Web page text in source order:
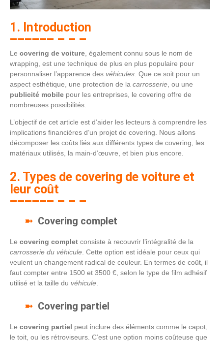
1. Introduction
Le covering de voiture , également connu sous le nom de
wrapping, est une technique de plus en plus populaire pour
personnaliser l’apparence des véhicules . Que ce soit pour un
aspect esthétique, une protection de la carrosserie , ou une
publicité mobile pour les entreprises, le covering offre de
nombreuses possibilités.
L’objectif de cet article est d’aider les lecteurs à comprendre les
implications financières d’un projet de covering. Nous allons
décomposer les coûts liés aux différents types de covering, les
matériaux utilisés, la main-d’œuvre, et bien plus encore.
2. Types de covering de voiture et
leur coût
Covering complet
Le covering complet consiste à recouvrir l’intégralité de la
carrosserie du véhicule . Cette option est idéale pour ceux qui
veulent un changement radical de couleur. En termes de coût, il
faut compter entre 1500 et 3500 €, selon le type de film adhésif
utilisé et la taille du véhicule
Covering partiel
Le covering partiel peut inclure des éléments comme le capot,
le toit, ou les rétroviseurs. C’est une option moins coûteuse que